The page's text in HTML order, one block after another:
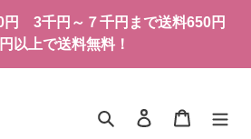
円 3千円～７千円まで送料650円
以上で送料無料！
検索 ログインカート